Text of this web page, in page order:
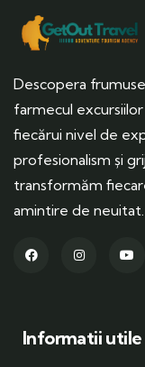
Descopera
farmecul
fiecărui nivel de
profesionalism și
transformăm
amintire de neuitat.
Informatii utile